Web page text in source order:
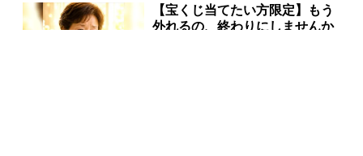
【宝くじ当てたい方限定】もう
外れるの、終わりにしませんか